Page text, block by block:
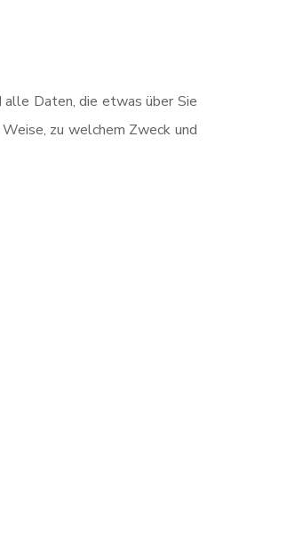
Daten, die etwas über Sie
zu welchem Zweck und